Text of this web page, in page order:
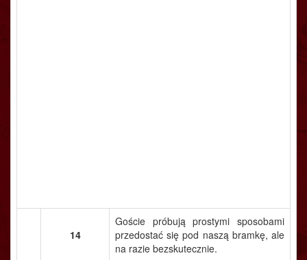
14
Goście próbują prostymi sposobami
przedostać się pod naszą bramkę, ale
na razie bezskutecznie.